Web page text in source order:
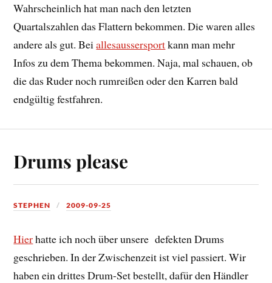
Wahrscheinlich hat man nach den letzten
Quartalszahlen das Flattern bekommen. Die waren alles
andere als gut. Beiallesaussersportkann man mehr
Infos zu dem Thema bekommen. Naja, mal schauen, ob
die das Ruder noch rumreißen oder den Karren bald
endgültig festfahren.
Drums please
STEPHEN 2009-09-25
Hierhatte ich noch über unsere defekten Drums
geschrieben. In der Zwischenzeit ist viel passiert. Wir
haben ein drittes Drum-Set bestellt, dafür den Händler